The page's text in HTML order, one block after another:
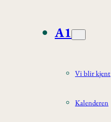
A1
Vi blir kjent
Kalenderen